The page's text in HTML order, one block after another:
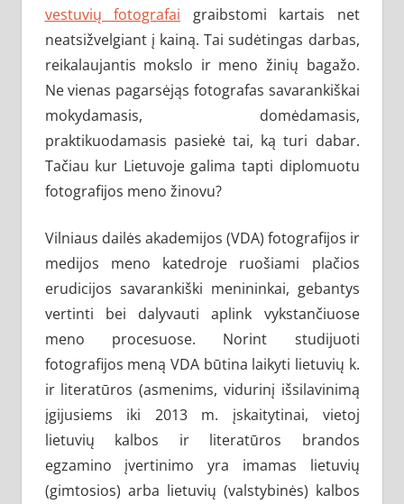
vestuvių fotografai graibstomi kartais net
neatsižvelgiant į kainą. Tai sudėtingas darbas,
reikalaujantis mokslo ir meno žinių bagažo.
Ne vienas pagarsėjąs fotografas savarankiškai
mokydamasis, domėdamasis,
praktikuodamasis pasiekė tai, ką turi dabar.
Tačiau kur Lietuvoje galima tapti diplomuotu
fotografijos meno žinovu?
Vilniaus dailės akademijos (VDA) fotografijos ir
medijos meno katedroje ruošiami plačios
erudicijos savarankiški menininkai, gebantys
vertinti bei dalyvauti aplink vykstančiuose
meno procesuose. Norint studijuoti
fotografijos meną VDA būtina laikyti lietuvių k.
ir literatūros (asmenims, vidurinį išsilavinimą
įgijusiems iki 2013 m. įskaitytinai, vietoj
lietuvių kalbos ir literatūros brandos
egzamino įvertinimo yra imamas lietuvių
(gimtosios) arba lietuvių (valstybinės) kalbos